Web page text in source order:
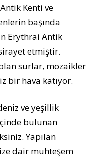
Kenti ve
başında
Erythrai Antik
etmiştir.
surlar, mozaikler
bir hava katıyor.
ve yeşillik
bulunan
Yapılan
dair muhteşem